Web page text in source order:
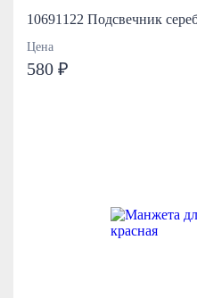
10691122 Подсвечник
Цена
580 ₽